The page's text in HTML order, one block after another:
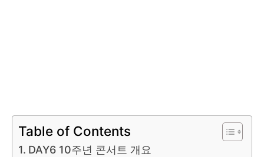
Table of Contents
DAY6 10주년 콘서트 개요